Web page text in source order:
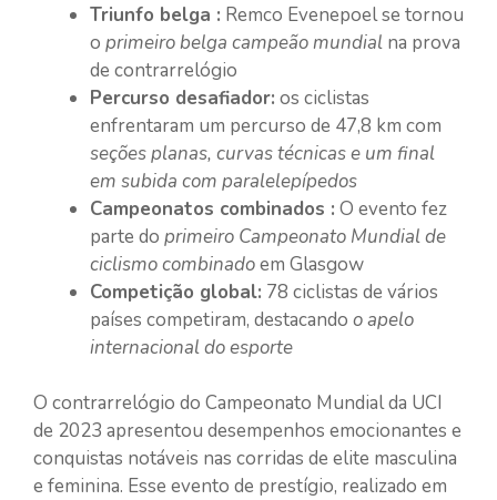
Triunfo belga : Remco Evenepoel se tornou
o primeiro belga campeão mundial na prova
de contrarrelógio
Percurso desafiador: os ciclistas
enfrentaram um percurso de 47,8 km com
seções planas, curvas técnicas e um final
em subida com paralelepípedos
Campeonatos combinados : O evento fez
parte do primeiro Campeonato Mundial de
ciclismo combinadoem Glasgow
Competição global: 78 ciclistas de vários
países competiram, destacando o apelo
internacional do esporte
O contrarrelógio do Campeonato Mundial da UCI
de 2023 apresentou desempenhos emocionantes e
conquistas notáveis nas corridas de elite masculina
e feminina. Esse evento de prestígio, realizado em